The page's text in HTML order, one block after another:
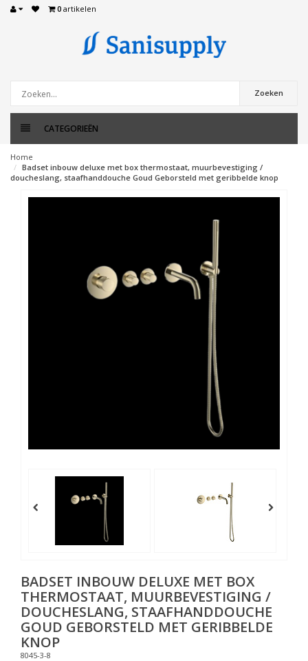
0 artikelen
Zoeken
CATEGORIEËN
Home
Badset inbouw deluxe met box thermostaat, muurbevestiging /
doucheslang, staafhanddouche Goud Geborsteld met geribbelde knop
BADSET INBOUW DELUXE MET BOX
THERMOSTAAT, MUURBEVESTIGING /
DOUCHESLANG, STAAFHANDDOUCHE
GOUD GEBORSTELD MET GERIBBELDE
KNOP
8045-3-8